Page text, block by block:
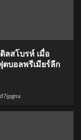
ลสโบรห์ เมื่อ
บอลพรีเมียร์ลีก